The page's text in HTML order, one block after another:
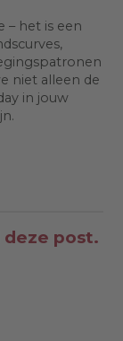
– het is een
niet alleen de
in jouw
post.